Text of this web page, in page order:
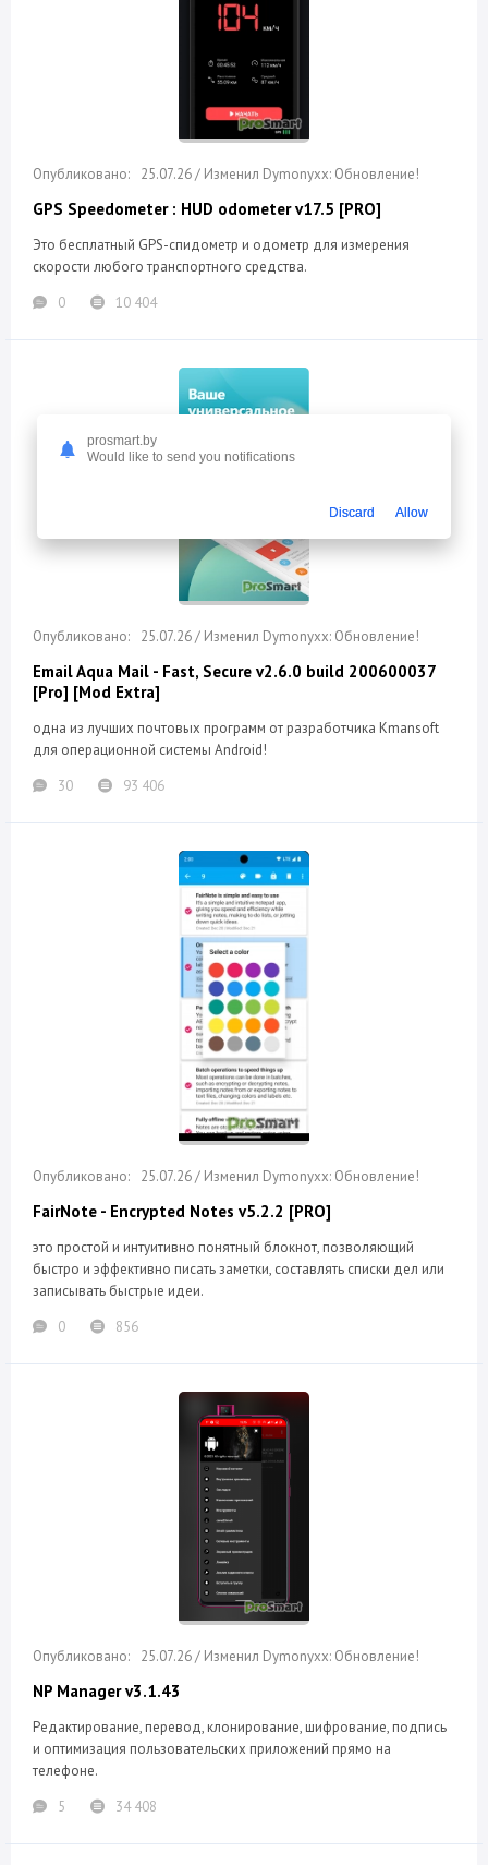
25.07.26 / Изменил Dymonyxx: Обновление!
GPS Speedometer : HUD odometer v17.5 [PRO]
Это бесплатный GPS-спидометр и одометр для измерения
скорости любого транспортного средства.
0
10 404
25.07.26 / Изменил Dymonyxx: Обновление!
Email Aqua Mail - Fast, Secure v2.6.0 build 200600037
[Pro] [Mod Extra]
одна из лучших почтовых программ от разработчика Кmansoft
для операционной системы Android!
30
93 406
25.07.26 / Изменил Dymonyxx: Обновление!
FairNote - Encrypted Notes v5.2.2 [PRO]
это простой и интуитивно понятный блокнот, позволяющий
быстро и эффективно писать заметки, составлять списки дел или
записывать быстрые идеи.
0
856
25.07.26 / Изменил Dymonyxx: Обновление!
NP Manager v3.1.43
Редактирование, перевод, клонирование, шифрование, подпись
и оптимизация пользовательских приложений прямо на
телефоне.
5
34 408
prosmart.by
Would like to send you notifications
Discard Allow